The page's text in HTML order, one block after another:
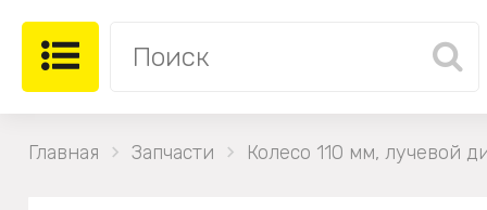
Главная Запчасти Колесо 110 мм, лучевой